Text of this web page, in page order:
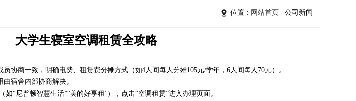
位置： 网站首页 - 公司新闻
大学生寝室空调租赁全攻略
协商一致，明确电费、租赁费分摊方式（如4人间每人分摊105元/学年，6人间每人70元）。
宿舍内部协商解决。
“尼普顿智慧生活”“美的好享租”），点击“空调租赁”进入办理页面。